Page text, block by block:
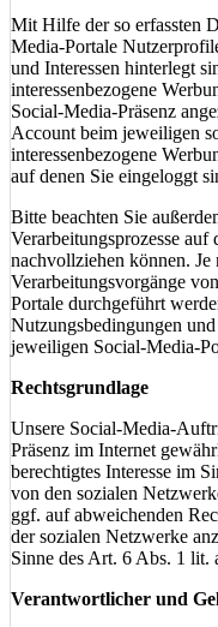
Mit Hilfe der so erfassten
Media-Portale
und Interessen hinterlegt
interessenbezogene
Social-Media-Präsenz
Account beim jeweiligen
interessenbezogene
auf denen Sie eingeloggt
Bitte beachten Sie
Verarbeitungsprozesse
nachvollziehen können.
Verarbeitungsvorgänge
Portale durchgeführt
Nutzungsbedingungen
jeweiligen Social-Media-
Rechtsgrundlage
Unsere Social-Media-
Präsenz im Internet
berechtigtes Interesse im
von den sozialen
ggf. auf abweichenden
der sozialen Netzwerke
Sinne des Art. 6 Abs. 1 lit.
Verantwortlicher und